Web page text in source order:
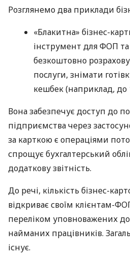
Розглянемо два приклади
«Блакитна» бізнес-
інструмент для ФОП
безкоштовно
послуги, знімати
кешбек (наприклад,
Вона забезпечує доступ до
підприємства через
за карткою є операціями
спрощує бухгалтерський
додаткову звітність.
До речі, кількість бізнес-
відкриває своїм клієнтам-
переліком уповноважених
найманих працівників.
існує.